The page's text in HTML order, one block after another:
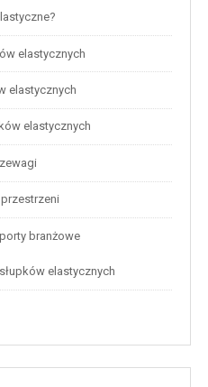
elastycznych
elastycznych
elastycznych
branżowe
elastycznych